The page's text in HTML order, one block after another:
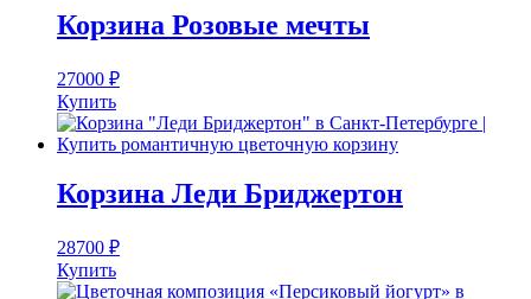
Корзина Розовые мечты
27000 ₽
Купить
Корзина Леди Бриджертон
28700 ₽
Купить